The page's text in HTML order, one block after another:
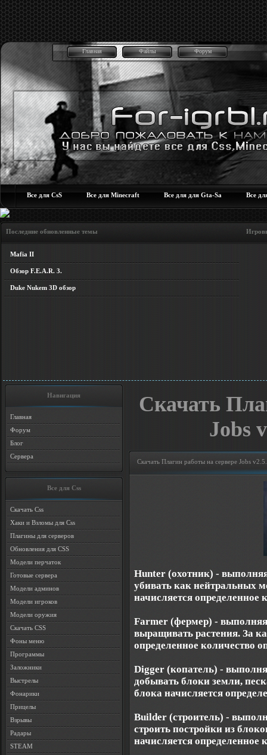
Главная Файлы Форум
Все для CsS Все для Minecraft Все для для Gta-Sa Все
Последние обновленные темы Игровые
Mafia II
Обзор F.E.A.R. 3.
Duke Nukem 3D обзор
Навигация
Главная
Форум
Блог
Сервера
Все для Css
Скачать Css
Хаки и Взломы для Css
Плагины для серверов
Обновления для CSS
Модели перчаток
Готовые сервера
Модели админов
Модели игроков
Модели оружия
Скачать CSS
Фоны меню
Программы
Заложники
Выстрелы
Фонарики
Прицелы
Взрывы
Радары
STEAM
Скачать
Jobs
Скачать Плагин работы на сервере Jobs
Hunter (охотник) -
убивать как нейтральных
начисляется определенное
Farmer (фермер) - выполняя
выращивать растения. За
определенное количество
Digger (копатель) -
добывать блоки земли,
блока начисляется
Builder (строитель) -
строить постройки из
начисляется определенное